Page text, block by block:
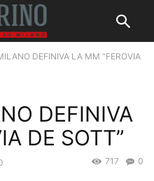
DEFINIVA LA MM “FEROVIA
DEFINIVA
DE SOTT”
0
717